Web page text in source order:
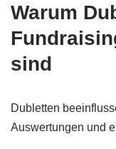
Warum
sind
Dubletten
Auswertungen und